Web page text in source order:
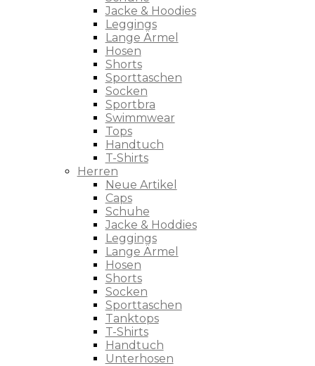
Jacke & Hoodies
Leggings
Lange Ärmel
Hosen
Shorts
Sporttaschen
Socken
Sportbra
Swimmwear
Tops
Handtuch
T-Shirts
Herren
Neue Artikel
Caps
Schuhe
Jacke & Hoddies
Leggings
Lange Ärmel
Hosen
Shorts
Socken
Sporttaschen
Tanktops
T-Shirts
Handtuch
Unterhosen